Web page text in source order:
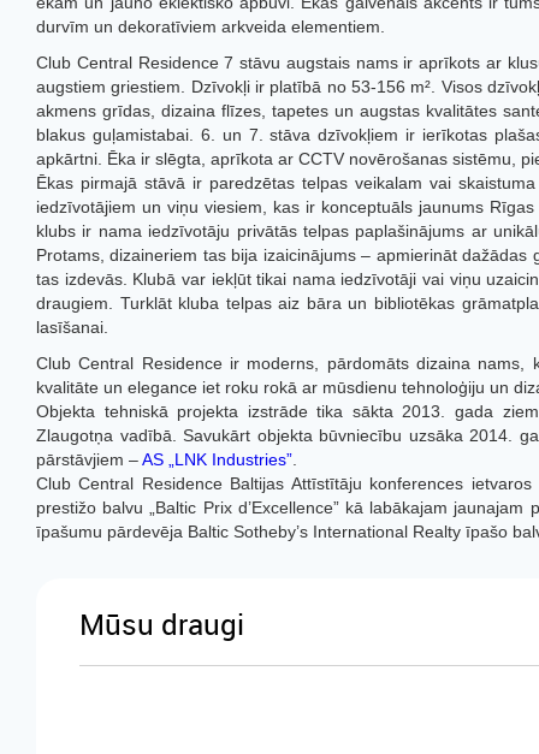
durvīm un dekoratīviem arkveida elementiem.
Club Central Residence7 stāvu augstais nams ir aprīkots ar
augstiem griestiem. Dzīvokļi ir platībā no 53-156 m². Visos
akmens grīdas, dizaina flīzes, tapetes un augstas kvalitātes
blakus guļamistabai. 6. un 7. stāva dzīvokļiem ir ierīkotas
apkārtni. Ēka ir slēgta, aprīkota ar CCTV novērošanas sistēmu,
Ēkas pirmajā stāvā ir paredzētas telpas veikalam vai
iedzīvotājiem un viņu viesiem, kas ir konceptuāls jaunums
klubs ir nama iedzīvotāju privātās telpas paplašinājums ar
Protams, dizaineriem tas bija izaicinājums – apmierināt
tas izdevās. Klubā var iekļūt tikai nama iedzīvotāji vai viņu
draugiem. Turklāt kluba telpas aiz bāra un bibliotēkas
lasīšanai.
Club Central Residenceir moderns, pārdomāts dizaina nams,
kvalitāte un elegance iet roku rokā ar mūsdienu tehnoloģiju un
Objekta tehniskā projekta izstrāde tika sākta 2013. gada
Zlaugotņa vadībā. Savukārt objekta būvniecību uzsāka 2014.
pārstāvjiem –AS „LNK Industries”
Club Central ResidenceBaltijas Attīstītāju konferences ietvaros
prestižo balvu
„Baltic Prix d’Excellence”kā labākajam jaunajam
īpašumu pārdevēja Baltic Sotheby’s International Realty īpašo
Mūsu draugi